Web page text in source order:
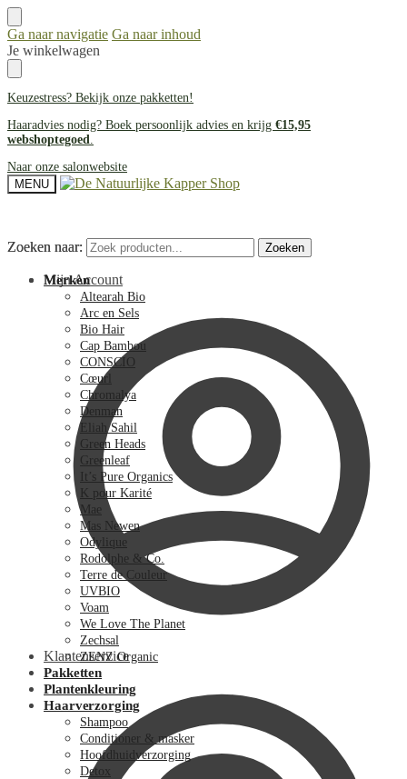
Ga naar navigatie Ga naar inhoud
Je winkelwagen
Keuzestress? Bekijk onze pakketten!
Haaradvies nodig? Boek persoonlijk advies en krijg €15,95
webshoptegoed.
Naar onze salonwebsite
MENU
Zoeken naar: Zoeken
Mijn Account
Klantenservice
Zoeken naar: Zoeken
Merken
Altearah Bio
Arc en Sels
Bio Hair
Cap Bambou
CONSCIO
Cœurl
Chromalya
Denman
Eliah Sahil
Green Heads
Greenleaf
It’s Pure Organics
K pour Karité
Mae
Mas Newen
Odylique
Rodolphe & Co.
Terre de Couleur
UVBIO
Voam
We Love The Planet
Zechsal
ZENZ Organic
Pakketten
Plantenkleuring
Haarverzorging
Shampoo
Conditioner & masker
Hoofdhuidverzorging
Detox